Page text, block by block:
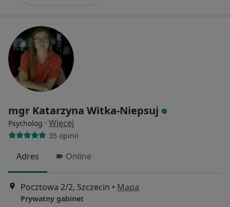
mgr Katarzyna Witka-Niepsuj
Psycholog · Więcej
35 opinii
Adres Online
Pocztowa 2/2, Szczecin • Mapa
Prywatny gabinet